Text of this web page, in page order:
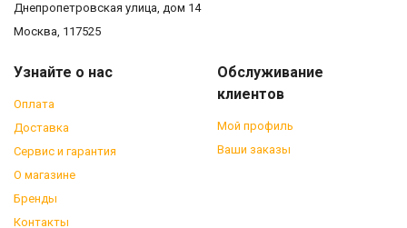
Днепропетровская улица, дом 14
Москва, 117525
Узнайте о нас
Оплата
Доставка
Сервис и гарантия
О магазине
Бренды
Контакты
Обслуживание
клиентов
Мой профиль
Ваши заказы